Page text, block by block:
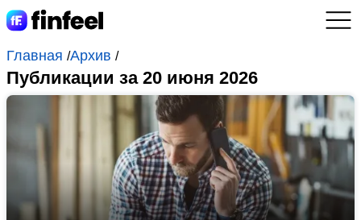
Главная /Архив /
Публикации за 20 июня 2026